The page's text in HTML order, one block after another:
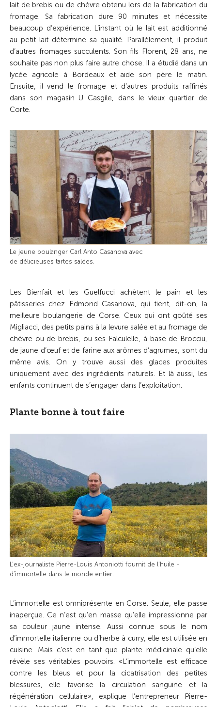
lait de brebis ou de chèvre obtenu lors de la fabrication du
fromage. Sa fabrication dure 90 minutes et nécessite
beaucoup d’expérience. L’instant où le lait est additionné
au petit-lait détermine sa qualité. Parallèlement, il produit
d’autres fromages succulents. Son fils Florent, 28 ans, ne
souhaite pas non plus faire autre chose. Il a étudié dans un
lycée agricole à Bordeaux et aide son père le matin.
Ensuite, il vend le fromage et d’autres produits raffinés
dans son magasin U Casgile, dans le vieux quartier de
Corte.
Le jeune boulanger Carl Anto Casanova avec
de délicieuses tartes salées.
Les Bienfait et les Guelfucci achètent le pain et les
pâtisseries chez Edmond Casanova, qui tient, dit-on, la
meilleure boulangerie de Corse. Ceux qui ont goûté ses
Migliacci, des petits pains à la levure salée et au fromage de
chèvre ou de brebis, ou ses Falculelle, à base de Brocciu,
de jaune d’œuf et de farine aux arômes d’agrumes, sont du
même avis. On y trouve aussi des glaces produites
uniquement avec des ingrédients naturels. Et là aussi, les
enfants continuent de s’engager dans l’exploitation.
Plante bonne à tout faire
L’ex-journaliste Pierre-Louis ­Antoniotti fournit de l’huile ­
d’immortelle dans le monde entier.
L’immortelle est omniprésente en Corse. Seule, elle passe
inaperçue. Ce n’est qu’en masse qu’elle impressionne par
sa couleur jaune intense. Aussi connue sous le nom
d’immortelle italienne ou d’herbe à curry, elle est utilisée en
cuisine. Mais c’est en tant que plante médicinale qu’elle
révèle ses véritables pouvoirs. «L’immortelle est efficace
contre les bleus et pour la cicatrisation des petites
blessures, elle favorise la circulation sanguine et la
régénération cellulaire», explique l’entrepreneur Pierre-